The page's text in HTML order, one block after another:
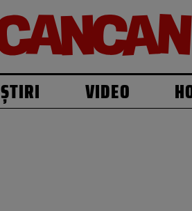
ȘTIRI VIDEO